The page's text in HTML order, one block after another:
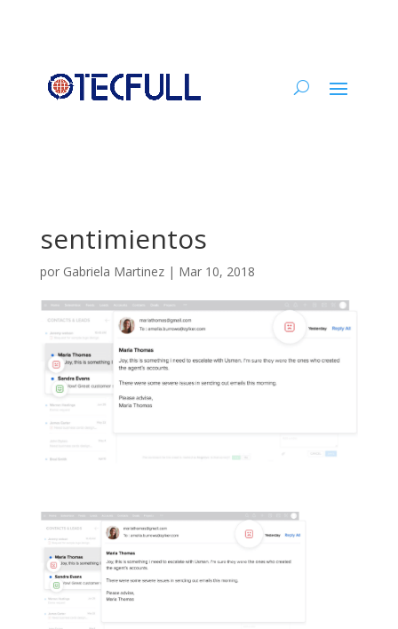
sentimientos
por Gabriela Martinez| Mar 10, 2018